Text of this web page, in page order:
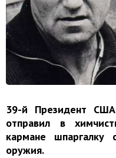
39-й Президент
отправил в
кармане шпаргалку
оружия.